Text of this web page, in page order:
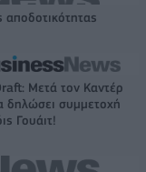
Μετά τον Καντέρ
δηλώσει συμμετοχή
Γουάιτ!